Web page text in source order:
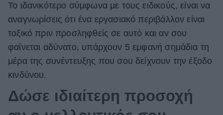
Το ιδανικότερο σύμφωνα με τους ειδικούς, είναι να
αναγνωρίσεις ότι ένα εργασιακό περιβάλλον είναι
τοξικό πριν προσληφθείς σε αυτό και αν σου
φαίνεται αδύνατο, υπάρχουν 5 εμφανή σημάδια τη
μέρα της συνέντευξης που σου δείχνουν την έξοδο
κινδύνου.
Δώσε ιδιαίτερη προσοχή